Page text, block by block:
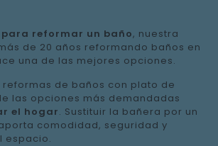
reformar un baño, nuestra
de 20 años reformando baños en
una de las mejores opciones.
reformas de baños con plato de
las opciones más demandadas
el hogar. Sustituir la bañera por un
comodidad, seguridad y
espacio.